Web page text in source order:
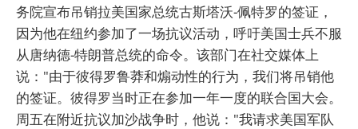
务院宣布吊销拉美国家总统古斯塔沃-佩特罗的签证，
因为他在纽约参加了一场抗议活动，呼吁美国士兵不服
从唐纳德-特朗普总统的命令。该部门在社交媒体上
说："由于彼得罗鲁莽和煽动性的行为，我们将吊销他
的签证。彼得罗当时正在参加一年一度的联合国大会。
周五在附近抗议加沙战争时，他说："我请求美国军队